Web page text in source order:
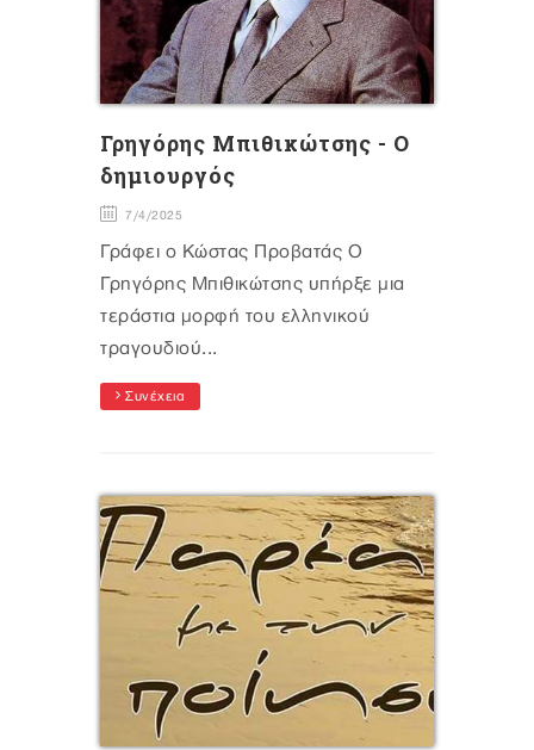
Γρηγόρης Μπιθικώτσης - Ο
δημιουργός
7/4/2025
Γράφει ο Κώστας Προβατάς Ο
Γρηγόρης Μπιθικώτσης υπήρξε μια
τεράστια μορφή του ελληνικού
τραγουδιού...
Συνέχεια